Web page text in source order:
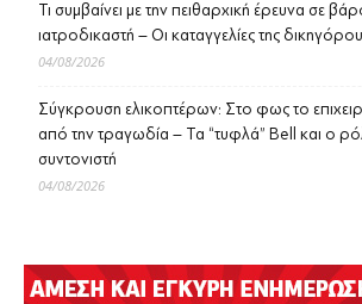
Τι συμβαίνει με την πειθαρχική έρευνα σε
ιατροδικαστή – Οι καταγγελίες της
04/08/2026
Σύγκρουση ελικοπτέρων: Στο φως το
από την τραγωδία – Τα “τυφλά” Bell και ο
συντονιστή
04/08/2026